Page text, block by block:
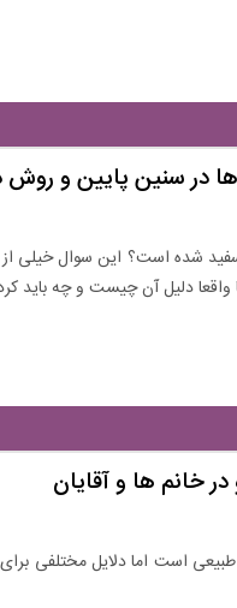
در سنین پایین و روش
شده است؟ این سوال خیلی
واقعا دلیل آن چیست و چه باید
خانم ها و آقایان
است اما دلایل مختلفی